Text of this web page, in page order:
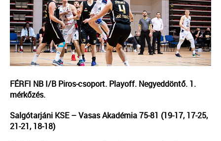
FÉRFI NB I/B Piros-csoport. Playoff. Negyeddöntő. 1.
mérkőzés.
Salgótarjáni KSE– Vasas Akadémia 75-81 (19-17, 17-25,
21-21, 18-18)